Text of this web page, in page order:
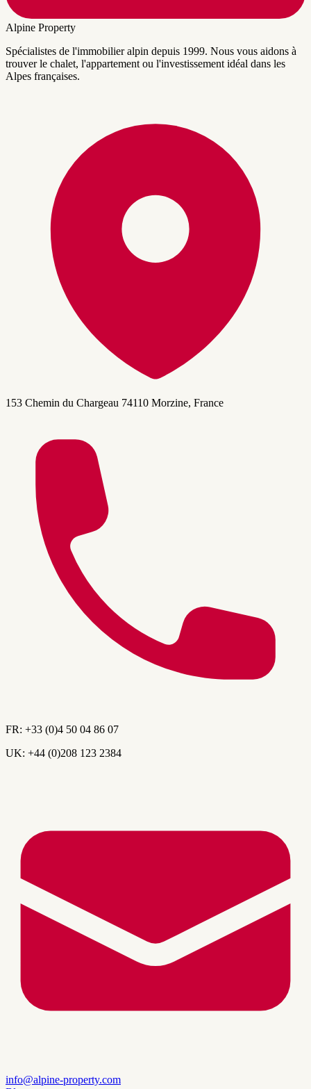
Alpine Property
Spécialistes de l'immobilier alpin depuis 1999. Nous vous aidons à
trouver le chalet, l'appartement ou l'investissement idéal dans les
Alpes françaises.
153 Chemin du Chargeau 74110 Morzine, France
FR: +33 (0)4 50 04 86 07
UK: +44 (0)208 123 2384
info@alpine-property.com